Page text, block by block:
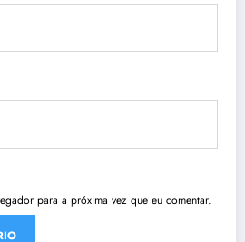
para a próxima vez que eu comentar.